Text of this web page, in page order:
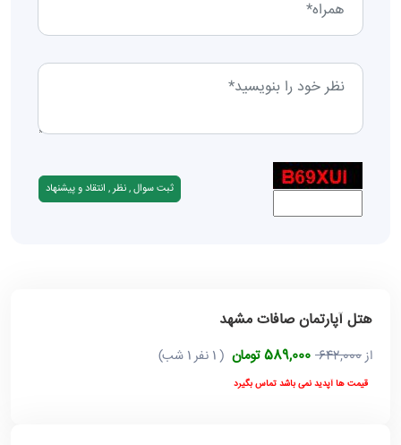
هتل آپارتمان صافات مشهد
از642,000 589,000 تومان ( 1 نفر 1 شب)
قیمت ها آپدید نمی باشد تماس بگیرد